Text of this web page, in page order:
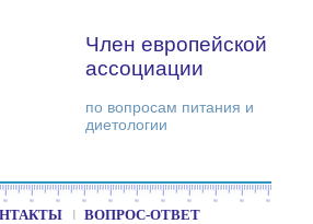
Член европейской
ассоциации
по вопросам питания и
диетологии
ВОПРОС-ОТВЕТ